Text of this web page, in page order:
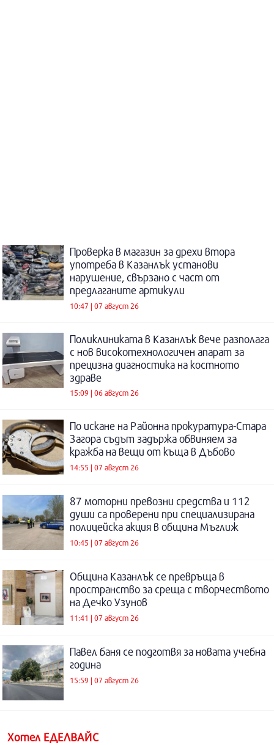
Проверка в магазин за дрехи втора
употреба в Казанлък установи
нарушение, свързано с част от
предлаганите артикули
10:47 | 07 август 26
Поликлиниката в Казанлък вече разполага
с нов високотехнологичен апарат за
прецизна диагностика на костното
здраве
15:09 | 06 август 26
По искане на Районна прокуратура-Стара
Загора съдът задържа обвиняем за
кражба на вещи от къща в Дъбово
14:55 | 07 август 26
87 моторни превозни средства и 112
души са проверени при специализирана
полицейска акция в община Мъглиж
10:45 | 07 август 26
Община Казанлък се превръща в
пространство за среща с творчеството
на Дечко Узунов
11:41 | 07 август 26
Павел баня се подготвя за новата учебна
година
15:59 | 07 август 26
Хотел ЕДЕЛВАЙС